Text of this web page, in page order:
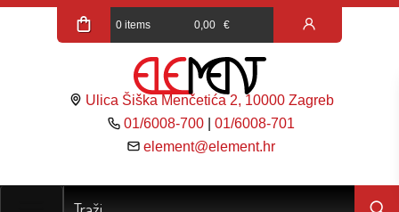
0 items 0,00 €
Ulica Šiška Menčetića 2, 10000 Zagreb
01/6008-700 |01/6008-701
element@element.hr